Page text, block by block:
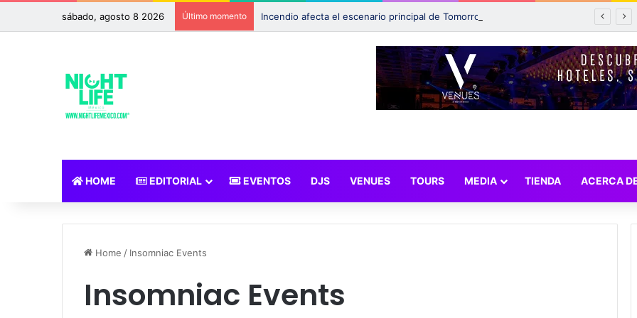
sábado, agosto 8 2026 Último momento
HOME EDITORIAL EVENTOS DJS VENUES TOURS MEDIA TIENDA ACERCA
Home / Insomniac Events
Insomniac Events